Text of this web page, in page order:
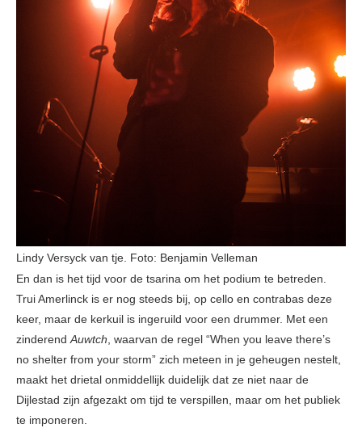
Lindy Versyck van tje. Foto: Benjamin Velleman
En dan is het tijd voor de tsarina om het podium te betreden.
Trui Amerlinck is er nog steeds bij, op cello en contrabas deze
keer, maar de kerkuil is ingeruild voor een drummer. Met een
zinderendAuwtch, waarvan de regel “When you leave there’s
no shelter from your storm” zich meteen in je geheugen nestelt,
maakt het drietal onmiddellijk duidelijk dat ze niet naar de
Dijlestad zijn afgezakt om tijd te verspillen, maar om het publiek
te imponeren.